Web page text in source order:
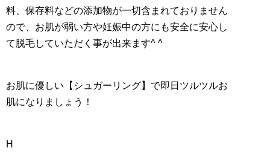
料、保存料などの添加物が一切含まれておりません
ので、お肌が弱い方や妊娠中の方にも安全に安心し
て脱毛していただく事が出来ます^ ^
お肌に優しい【シュガーリング】で即日ツルツルお
肌になりましょう！
H